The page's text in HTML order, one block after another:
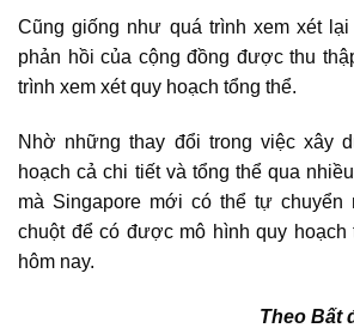
Cũng giống như quá trình xem xét
phản hồi của cộng đồng được thu
trình xem xét quy hoạch tổng thể.
Nhờ những thay đổi trong việc xây
hoạch cả chi tiết và tổng thể qua
mà Singapore mới có thể tự chuyển
chuột để có được mô hình quy
hôm nay.
Theo Bất